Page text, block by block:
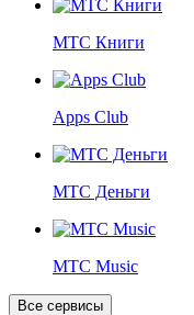
МТС Книги
Apps Club
МТС Деньги
МТС Music
Все сервисы